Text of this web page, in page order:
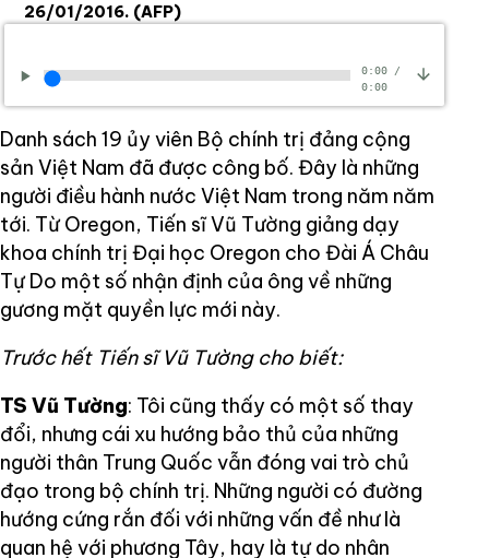
26/01/2016. (AFP)
0:00/
0:00
Danh sách 19 ủy viên Bộ chính trị đảng cộng
sản Việt Nam đã được công bố. Đây là những
người điều hành nước Việt Nam trong năm năm
tới. Từ Oregon, Tiến sĩ Vũ Tường giảng dạy
khoa chính trị Đại học Oregon cho Đài Á Châu
Tự Do một số nhận định của ông về những
gương mặt quyền lực mới này.
Trước hết Tiến sĩ Vũ Tường cho biết:
TS Vũ Tường: Tôi cũng thấy có một số thay
đổi, nhưng cái xu hướng bảo thủ của những
người thân Trung Quốc vẫn đóng vai trò chủ
đạo trong bộ chính trị. Những người có đường
hướng cứng rắn đối với những vấn đề như là
quan hệ với phương Tây, hay là tự do nhân